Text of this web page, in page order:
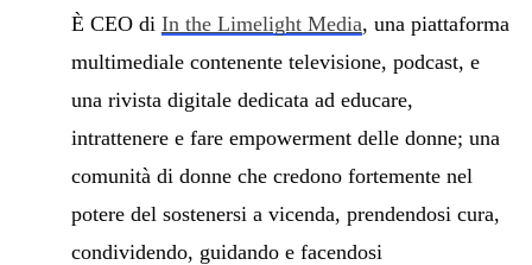
È CEO di In the Limelight Media, una piattaforma
multimediale contenente televisione, podcast, e
una rivista digitale dedicata ad educare,
intrattenere e fare empowerment delle donne; una
comunità di donne che credono fortemente nel
potere del sostenersi a vicenda, prendendosi cura,
condividendo, guidando e facendosi